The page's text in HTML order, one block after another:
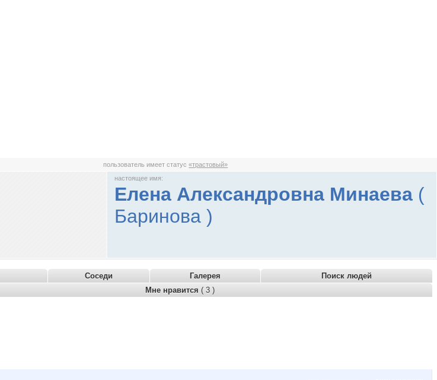
пользователь имеет статус«трастовый»
настоящее имя:
Елена Александровна Минаева (
Баринова )
Соседи Галерея
Поиск людей
Мне нравится ( 3 )